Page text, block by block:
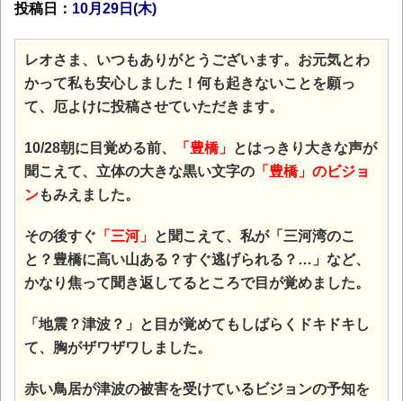
投稿日： 10月29日(木)
レオさま、いつもありがとうございます。お元気とわ
かって私も安心しました！何も起きないことを願っ
て、厄よけに投稿させていただきます。
10/28朝に目覚める前、 「豊橋」 とはっきり大きな声が
聞こえて、立体の大きな黒い文字の 「豊橋」のビジョ
ンもみえました。
その後すぐ 「三河」 と聞こえて、私が「三河湾のこ
と？豊橋に高い山ある？すぐ逃げられる？…」など、
かなり焦って聞き返してるところで目が覚めました。
「地震？津波？」と目が覚めてもしばらくドキドキし
て、胸がザワザワしました。
赤い鳥居が津波の被害を受けているビジョンの予知を